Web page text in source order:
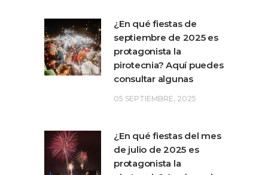
¿En qué fiestas de
septiembre de 2025 es
protagonista la
pirotecnia? Aquí puedes
consultar algunas
05 SEPTIEMBRE, 2025
¿En qué fiestas del mes
de julio de 2025 es
protagonista la